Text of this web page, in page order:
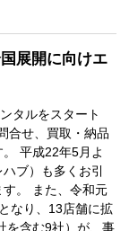
展開に向けエ
タルをスタート
合せ、買取・納品
平成22年5月よ
ブ）も多くお引
。 また、令和元
なり、13店舗に拡
を含む9社）が、事